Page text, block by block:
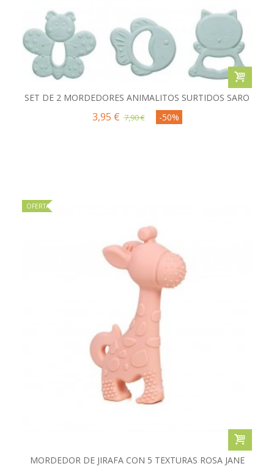
SET DE 2 MORDEDORES ANIMALITOS SURTIDOS SARO
3,95 € 7,90 € -50%
OFERTA
MORDEDOR DE JIRAFA CON 5 TEXTURAS ROSA JANE